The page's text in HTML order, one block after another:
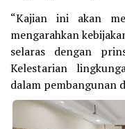
“Kajian ini akan
mengarahkan
selaras dengan
Kelestarian
dalam pembangunan